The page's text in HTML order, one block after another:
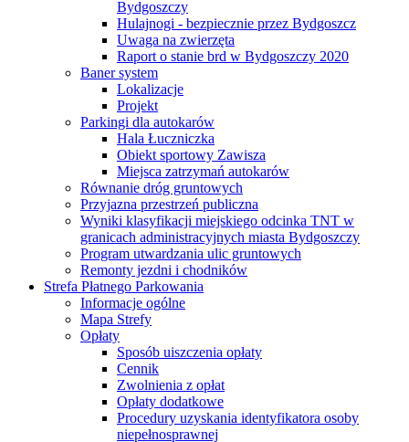
Bydgoszczy
Hulajnogi - bezpiecznie przez Bydgoszcz
Uwaga na zwierzęta
Raport o stanie brd w Bydgoszczy 2020
Baner system
Lokalizacje
Projekt
Parkingi dla autokarów
Hala Łuczniczka
Obiekt sportowy Zawisza
Miejsca zatrzymań autokarów
Równanie dróg gruntowych
Przyjazna przestrzeń publiczna
Wyniki klasyfikacji miejskiego odcinka TNT w
granicach administracyjnych miasta Bydgoszczy
Program utwardzania ulic gruntowych
Remonty jezdni i chodników
Strefa Płatnego Parkowania
Informacje ogólne
Mapa Strefy
Opłaty
Sposób uiszczenia opłaty
Cennik
Zwolnienia z opłat
Opłaty dodatkowe
Procedury uzyskania identyfikatora osoby
niepełnosprawnej